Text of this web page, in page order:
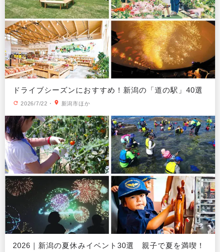
ドライブシーズンにおすすめ！新潟の「道の駅」40選
2026/7/22 ・ 新潟市ほか
2026｜新潟の夏休みイベント30選 親子で夏を満喫！